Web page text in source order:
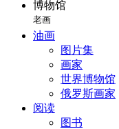
博物馆
老画
油画
图片集
画家
世界博物馆
俄罗斯画家
阅读
图书